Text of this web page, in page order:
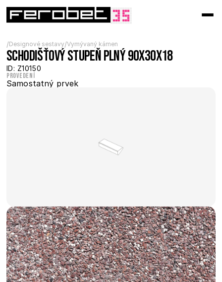
/Designové sestavy/Vymývaný kámen
Schodišťový stupeň plný 90x30x18
ID: Z10150
Provedení
Samostatný prvek